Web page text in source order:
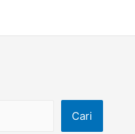
Cari